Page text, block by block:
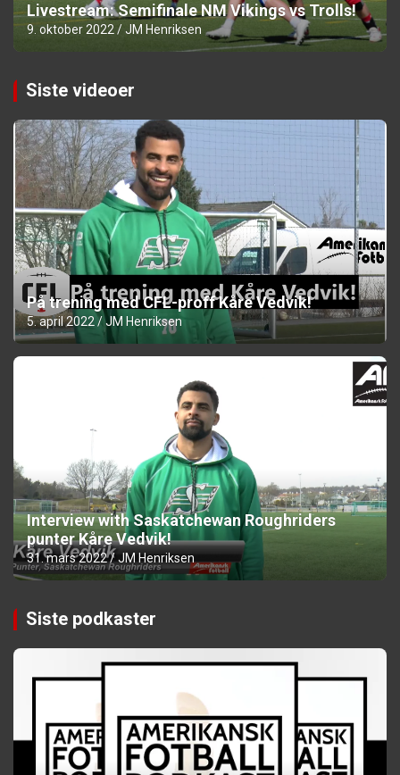
Livestream: Semifinale NM Vikings vs Trolls!
9. oktober 2022 JM Henriksen
Siste videoer
På trening med CFL-proff Kåre Vedvik!
5. april 2022 JM Henriksen
Interview with Saskatchewan Roughriders
punter Kåre Vedvik!
31. mars 2022 JM Henriksen
Siste podkaster